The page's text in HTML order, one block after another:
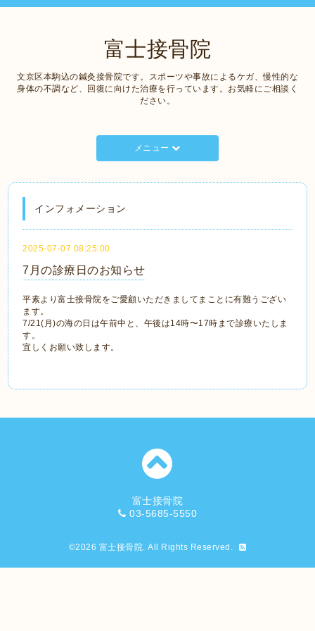
富士接骨院
文京区本駒込の鍼灸接骨院です。スポーツや事故によるケガ、慢性的な
身体の不調など、回復に向けた治療を行っています。お気軽にご相談く
ださい。
メニュー
インフォメーション
2025-07-07 08:25:00
7月の診療日のお知らせ
平素より富士接骨院をご愛顧いただきましてまことに有難うござい
ます。
7/21(月)の海の日は午前中と、午後は14時〜17時まで診療いたしま
す。
宜しくお願い致します。
富士接骨院
03-5685-5550
©2026 富士接骨院. All Rights Reserved.